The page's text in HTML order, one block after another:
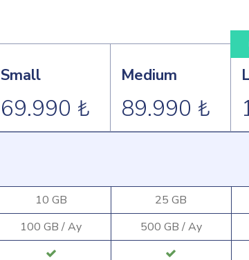
Small
69.990 ₺
10 GB
100 GB / Ay
Medium
89.990 ₺
25 GB
500 GB / Ay